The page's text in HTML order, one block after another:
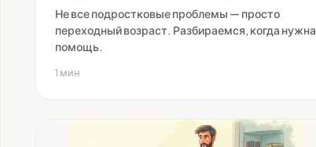
Не все подростковые проблемы — просто
переходный возраст. Разбираемся, когда нужна
помощь.
1 мин